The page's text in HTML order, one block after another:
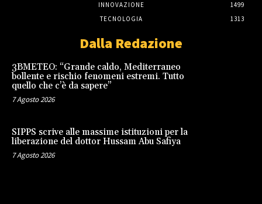
INNOVAZIONE
1499
TECNOLOGIA
1313
Dalla Redazione
3BMETEO: “Grande caldo, Mediterraneo
bollente e rischio fenomeni estremi. Tutto
quello che c’è da sapere”
7 Agosto 2026
SIPPS scrive alle massime istituzioni per la
liberazione del dottor Hussam Abu Safiya
7 Agosto 2026